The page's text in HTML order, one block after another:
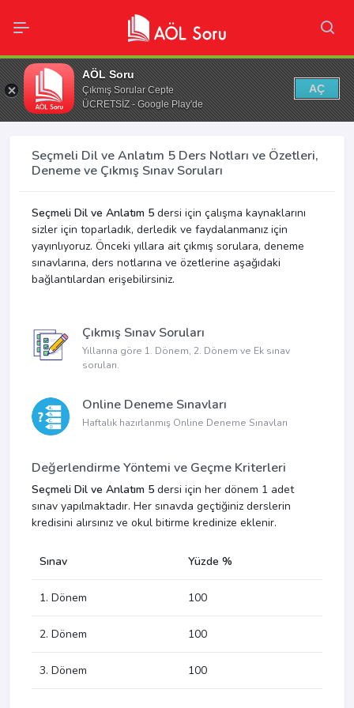
AÖL Soru
Çıkmış Sorular Cepte
ÜCRETSİZ - Google Play'de
AÇ
Seçmeli Dil ve Anlatım 5 Ders Notları ve Özetleri,
Deneme ve Çıkmış Sınav Soruları
Seçmeli Dil ve Anlatım 5 dersi için çalışma kaynaklarını
sizler için toparladık, derledik ve faydalanmanız için
yayınlıyoruz. Önceki yıllara ait çıkmış sorulara, deneme
sınavlarına, ders notlarına ve özetlerine aşağıdaki
bağlantılardan erişebilirsiniz.
Çıkmış Sınav Soruları
Yıllarına göre 1. Dönem, 2. Dönem ve Ek sınav
soruları.
Online Deneme Sınavları
Haftalık hazırlanmış Online Deneme Sınavları
Değerlendirme Yöntemi ve Geçme Kriterleri
Seçmeli Dil ve Anlatım 5 dersi için her dönem 1 adet
sınav yapılmaktadır. Her sınavda geçtiğiniz derslerin
kredisini alırsınız ve okul bitirme kredinize eklenir.
Sınav Yüzde %
1. Dönem 100
2. Dönem 100
3. Dönem 100